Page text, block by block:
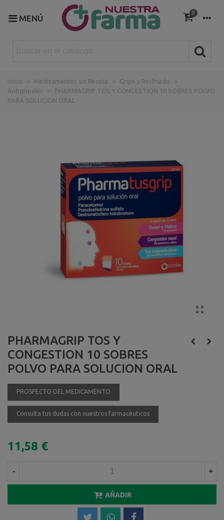
MENÚ
0
Inicio > Medicamentos sin Receta > Gripe y Resfriado
>
Antigripales
>
PHARMAGRIP TOS Y CONGESTION 10 SOBRES POLVO
PARA SOLUCION ORAL
PHARMAGRIP TOS Y
CONGESTION 10 SOBRES
POLVO PARA SOLUCION ORAL
PROSPECTO DEL MEDICAMENTO
Consulta tus dudas con nuestros farmacéuticos
11,58 €
- +
AÑADIR